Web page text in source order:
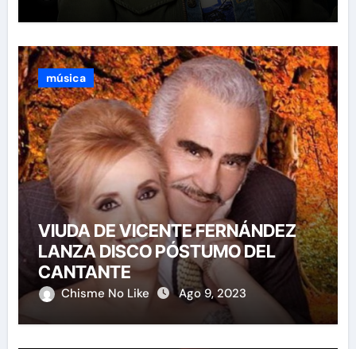
música
VIUDA DE VICENTE FERNÁNDEZ
LANZA DISCO PÓSTUMO DEL
CANTANTE
Chisme No Like Ago 9, 2023